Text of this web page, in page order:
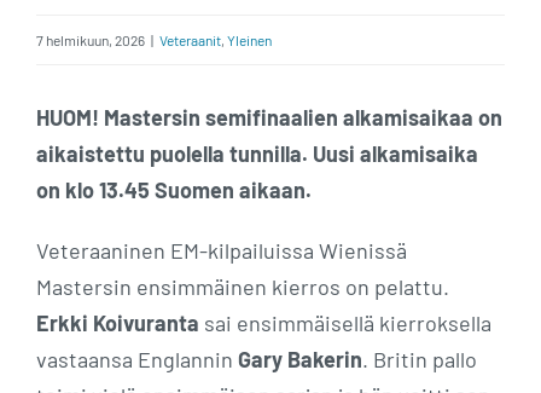
7 helmikuun, 2026 | Veteraanit, Yleinen
HUOM! Mastersin semifinaalien alkamisaikaa on
aikaistettu puolella tunnilla. Uusi alkamisaika
on klo 13.45 Suomen aikaan.
Veteraaninen EM-kilpailuissa Wienissä
Mastersin ensimmäinen kierros on pelattu.
Erkki Koivuranta sai ensimmäisellä kierroksella
vastaansa Englannin Gary Bakerin. Britin pallo